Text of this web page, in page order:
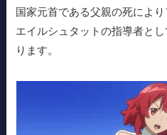
国家元首である父親の死によ
エイルシュタットの指導者と
ります。